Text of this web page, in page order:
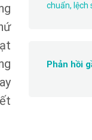
chuẩn, lệch
Phản hồi